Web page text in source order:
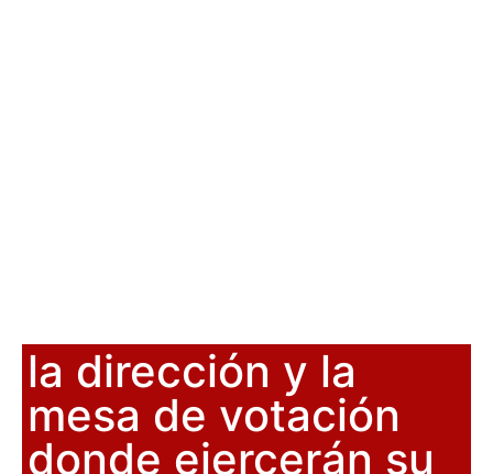
la dirección y la
mesa de votación
donde ejercerán su